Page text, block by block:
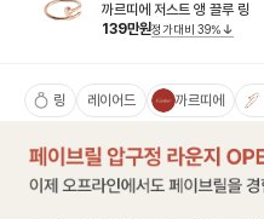
까르띠에 저스트 앵 끌루 링
139만원정가대비 39%
링 레이어드 까르띠에